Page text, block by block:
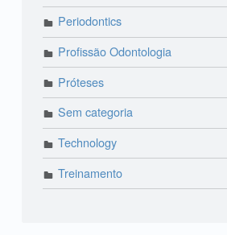
Periodontics
Profissão Odontologia
Próteses
Sem categoria
Technology
Treinamento